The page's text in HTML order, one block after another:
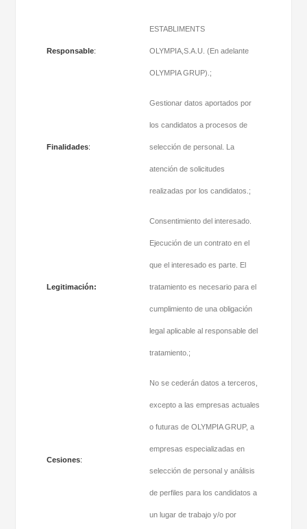
Responsable:
ESTABLIMENTS
OLYMPIA,S.A.U. (En adelante
OLYMPIA GRUP).;
Finalidades:
Gestionar datos aportados por
los candidatos a procesos de
selección de personal. La
atención de solicitudes
realizadas por los candidatos.;
Legitimación:
Consentimiento del interesado.
Ejecución de un contrato en el
que el interesado es parte. El
tratamiento es necesario para el
cumplimiento de una obligación
legal aplicable al responsable del
tratamiento.;
Cesiones:
No se cederán datos a terceros,
excepto a las empresas actuales
o futuras de OLYMPIA GRUP, a
empresas especializadas en
selección de personal y análisis
de perfiles para los candidatos a
un lugar de trabajo y/o por